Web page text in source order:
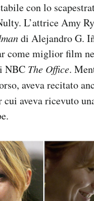
con lo
L’attrice Amy
di Alejandro G.
come miglior film
NBC The Office.
aveva recitato
cui aveva ricevuto